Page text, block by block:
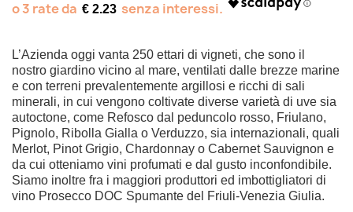
€ 2.23
L’Azienda oggi vanta 250 ettari di vigneti, che sono il
nostro giardino vicino al mare, ventilati dalle brezze marine
e con terreni prevalentemente argillosi e ricchi di sali
minerali, in cui vengono coltivate diverse varietà di uve sia
autoctone, come Refosco dal peduncolo rosso, Friulano,
Pignolo, Ribolla Gialla o Verduzzo, sia internazionali, quali
Merlot, Pinot Grigio, Chardonnay o Cabernet Sauvignon e
da cui otteniamo vini profumati e dal gusto inconfondibile.
Siamo inoltre fra i maggiori produttori ed imbottigliatori di
vino Prosecco DOC Spumante del Friuli-Venezia Giulia.